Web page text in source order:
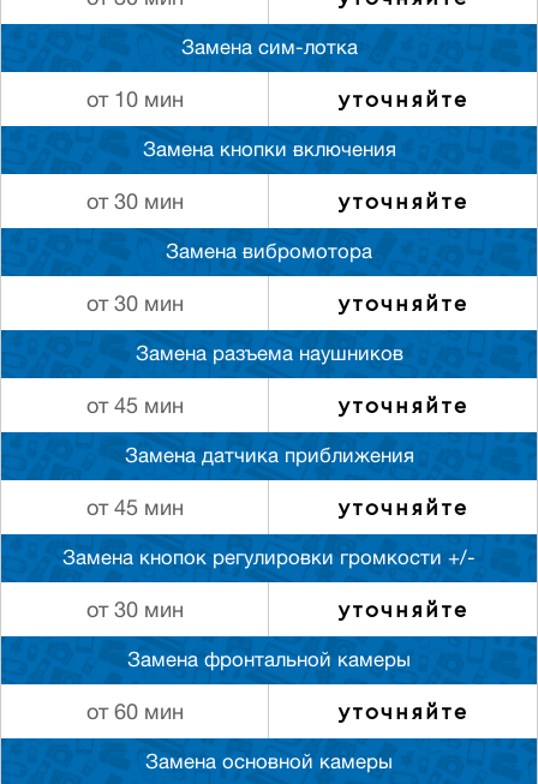
Замена сим-лотка
от 10 мин уточняйте
Замена кнопки включения
от 30 мин уточняйте
Замена вибромотора
от 30 мин уточняйте
Замена разъема наушников
от 45 мин уточняйте
Замена датчика приближения
от 45 мин уточняйте
Замена кнопок регулировки громкости +/-
от 30 мин уточняйте
Замена фронтальной камеры
от 60 мин уточняйте
Замена основной камеры